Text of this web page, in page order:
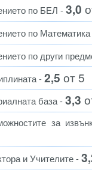
по БЕЛ -3,0
по
по други
-2,5 от 5
база -3,3
за
и Учителите -